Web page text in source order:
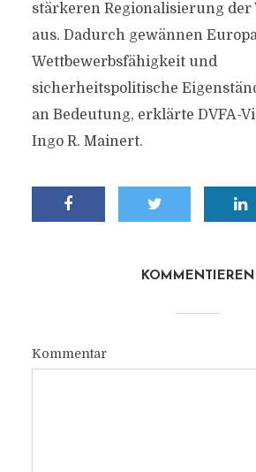
stärkeren Regionalisierung
aus. Dadurch gewännen
Wettbewerbsfähigkeit und
sicherheitspolitische
an Bedeutung, erklärte DVFA-
Ingo R. Mainert.
KOMMENTIEREN
Kommentar